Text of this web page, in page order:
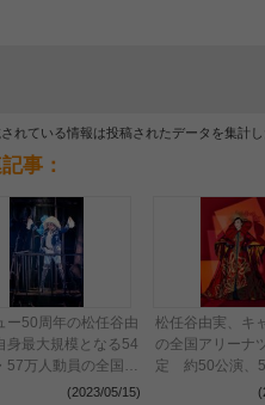
れている情報は投稿されたデータを集計
事：
ー50周年の松任谷由
身最大規模となる54
57万人動員の全国ア
ツアーがぴあアリー
(2023/05/15)
松任谷由実、キ
の全国アリーナ
定 約50公演、